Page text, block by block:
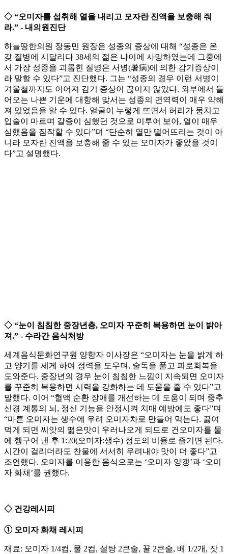
◇ “오미자를 섭취해 열을 내리고 모자란 진액을 보충해 줘
라.” - 내의원진단
하늘땅한의원 장동민 원장은 성종의 증상에 대해 “성종은 온
갖 질병에 시달리다 38세의 젊은 나이에 사망하였는데 그중에
서 가장 성종을 괴롭힌 질병은 서병(暑病)에 의한 감기증상이
라 말할 수 있다”고 진단했다. 그는 “성종의 경우 이런 서병이
겨울철까지도 이어져 감기 증상이 끊이지 않았다. 외부에서 들
어오는 나쁜 기운에 대항해 맞서는 성종의 면역력이 매우 약해
져 있었음을 알 수 있다. 얼굴이 누렇게 뜨면서 허리가 뭉치고
입술이 마르며 갈증이 심했던 것으로 미루어 보아, 열이 매우
심했음을 짐작할 수 있다”며 “단순히 열만 떨어뜨리는 것이 아
니라 모자란 진액을 보충해 줄 수 있는 오미자가 좋았을 것이
다”고 설명했다.
◇ “눈이 침침한 중장년층, 오미자 꾸준히 복용하면 눈이 밝아
져.” - 수라간 음식처방
세계음식문화연구원 양향자 이사장은 “오미자는 눈을 밝게 하
고 양기를 세게 하여 정력을 도우며, 술독을 풀고 피로회복을
도와준다. 중장년의 경우 눈이 침침한 느낌이 지속되면 오미자
를 꾸준히 복용하면 시력을 강화하는 데 도움을 줄 수 있다”고
말했다. 이어 “혈액 순환 장애를 개선하는 데 도움이 되며 중추
신경 계통의 뇌, 정신 기능을 안정시켜 치매 예방에도 좋다”며
“마른 오미자는 생수에 우려 오미자차로 만들어 먹는다. 끓여
먹게 되면 씨앗의 떫은맛이 우러나오게 되므로 건오미자를 물
에 헹구어 낸 후 1:20(오미자:생수) 정도의 비율로 즐기면 된다.
시간이 걸리더라도 찬물에 서서히 우려내야 맛이 더 좋다”고
조언했다. 오미자를 이용한 음식으로는 ‘오미자 양갱’과 ‘오미
자 화채’를 권했다.
◇ 건강레시피
➀ 오미자 화채 레시피
재료: 오미자 1/4컵, 물 2컵, 설탕 2큰술, 꿀 2큰술, 배 1/2개, 잣 1